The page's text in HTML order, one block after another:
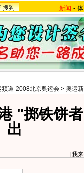
搜狗 新闻 -
频道-2008北京奥运会 > 奥运
"掷铁饼
出
[我